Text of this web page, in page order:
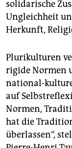
solidarische
Ungleichheit
Herkunft,
Plurikulturen
rigide Normen
national-
auf
Normen,
hat die
überlassen“,